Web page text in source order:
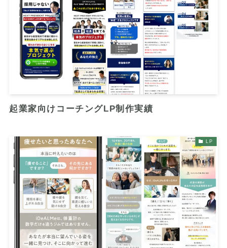
起業家向けコーチングLP制作実績
LP